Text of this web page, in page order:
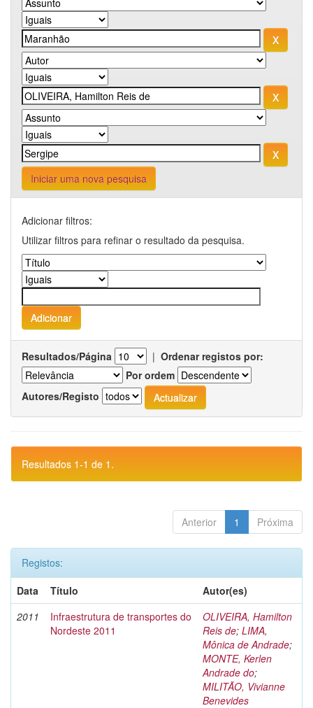
Iniciar uma nova pesquisa
Adicionar filtros:
Utilizar filtros para refinar o resultado da pesquisa.
Resultados/Página | Ordenar registos por:
Por ordem
Autores/Registo
Resultados 1-1 de 1.
Anterior 1 Próxima
Registos:
Data
Título
Autor(es)
2011
Infraestrutura de transportes do
Nordeste 2011
OLIVEIRA, Hamilton
Reis de; LIMA,
Mônica de Andrade;
MONTE, Kerlen
Andrade do;
MILITÃO, Vivianne
Benevides